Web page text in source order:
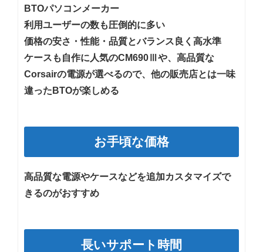
BTOパソコンメーカー
利用ユーザーの数も圧倒的に多い
価格の安さ・性能・品質とバランス良く高水準
ケースも自作に人気のCM690Ⅲや、高品質な
Corsairの電源が選べるので、他の販売店とは一味
違ったBTOが楽しめる
お手頃な価格
高品質な電源やケースなどを追加カスタマイズで
きるのがおすすめ
長いサポート時間